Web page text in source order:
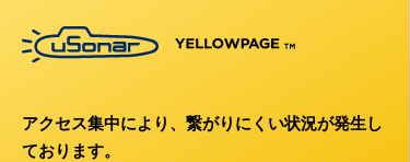
アクセス集中により、繋がりにくい状況が発生し
ております。